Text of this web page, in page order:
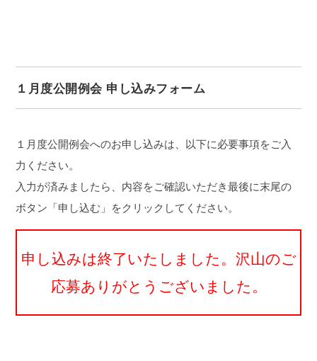
１月度公開例会 申し込みフォーム
１月度公開例会へのお申し込みは、以下に必要事項をご入
力ください。
入力が済みましたら、内容をご確認いただき最後に末尾の
ボタン「申し込む」をクリックしてください。
申し込みは終了いたしました。沢山のご
応募ありがとうございました。